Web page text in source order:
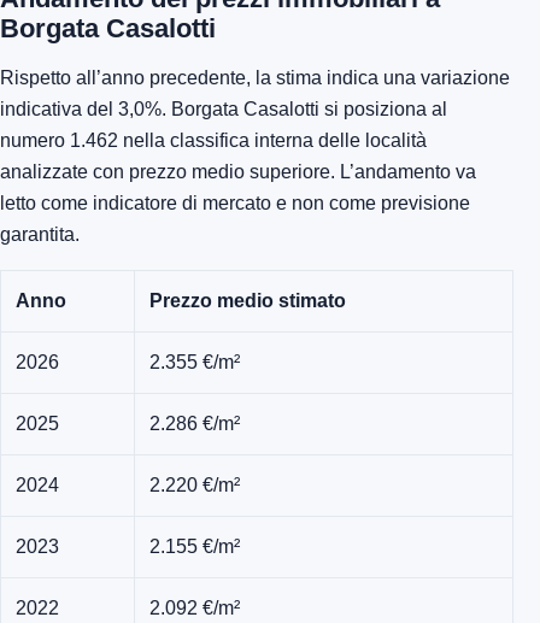
Borgata Casalotti
Rispetto all’anno precedente, la stima indica una variazione
indicativa del 3,0%. Borgata Casalotti si posiziona al
numero 1.462 nella classifica interna delle località
analizzate con prezzo medio superiore. L’andamento va
letto come indicatore di mercato e non come previsione
garantita.
Anno Prezzo medio stimato
2026 2.355 €/m²
2025 2.286 €/m²
2024 2.220 €/m²
2023 2.155 €/m²
2022 2.092 €/m²